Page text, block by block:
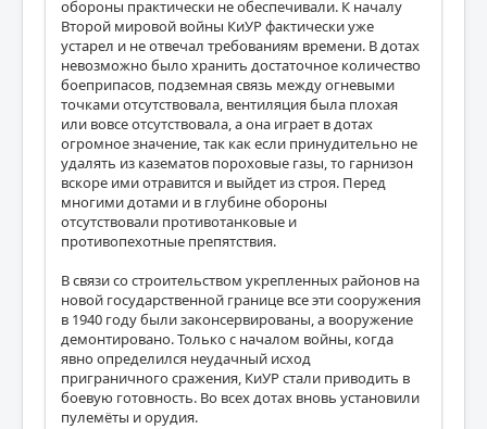
обороны практически не обеспечивали. К началу
Второй мировой войны КиУР фактически уже
устарел и не отвечал требованиям времени. В дотах
невозможно было хранить достаточное количество
боеприпасов, подземная связь между огневыми
точками отсутствовала, вентиляция была плохая
или вовсе отсутствовала, а она играет в дотах
огромное значение, так как если принудительно не
удалять из казематов пороховые газы, то гарнизон
вскоре ими отравится и выйдет из строя. Перед
многими дотами и в глубине обороны
отсутствовали противотанковые и
противопехотные препятствия.
В связи со строительством укрепленных районов на
новой государственной границе все эти сооружения
в 1940 году были законсервированы, а вооружение
демонтировано. Только с началом войны, когда
явно определился неудачный исход
приграничного сражения, КиУР стали приводить в
боевую готовность. Во всех дотах вновь установили
пулемёты и орудия.